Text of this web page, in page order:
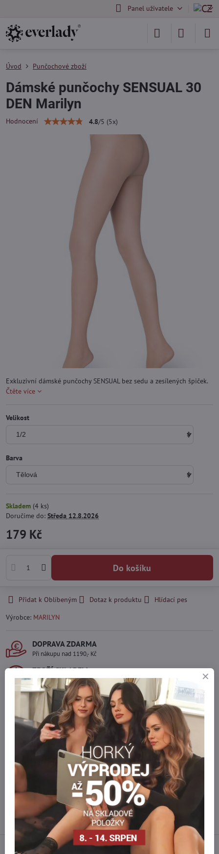
Panel uživatele
Úvod Punčochové zboží
Dámské punčochy SENSUAL 30
DEN Marilyn
Hodnocení 4.8/5 (5x)
Exkluzivní dámské punčochy SENSUAL bez sedu a zesílených špiček.
Čtěte více
Velikost
Barva
Skladem (4 ks)
Doručíme do: Středa 12.8.2026
179 Kč
Do košíku
Přidat k Oblíbeným Dotaz k produktu
Hlídací pes
Výrobce: MARILYN
DOPRAVA ZDARMA
Při nákupu nad 1190,- Kč
ZBOŽÍ SKLADEM
zasíláme ihned
BEZPEČNÁ PLATBA
Zabezpečené online platby
Staňte se součástí everlady
Staňte se součástí everlady a využívejte 5 % členskou výhodu
každém nákupu.
Výhoda se vám automaticky uplatní v košíku.
Máte zájem o více kusů ?
Kontaktujte nás na mail, zboží pro Vás doskladníme!
info​@everlady​.eu